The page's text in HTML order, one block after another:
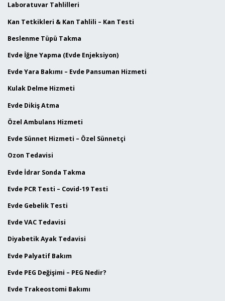
Laboratuvar Tahlilleri
Kan Tetkikleri & Kan Tahlili – Kan Testi
Beslenme Tüpü Takma
Evde İğne Yapma (Evde Enjeksiyon)
Evde Yara Bakımı – Evde Pansuman Hizmeti
Kulak Delme Hizmeti
Evde Dikiş Atma
Özel Ambulans Hizmeti
Evde Sünnet Hizmeti – Özel Sünnetçi
Ozon Tedavisi
Evde İdrar Sonda Takma
Evde PCR Testi – Covid-19 Testi
Evde Gebelik Testi
Evde VAC Tedavisi
Diyabetik Ayak Tedavisi
Evde Palyatif Bakım
Evde PEG Değişimi – PEG Nedir?
Evde Trakeostomi Bakımı